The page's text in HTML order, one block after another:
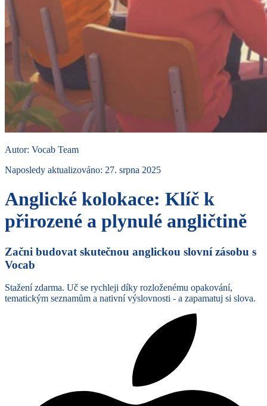
Autor: Vocab Team
Naposledy aktualizováno: 27. srpna 2025
Anglické kolokace: Klíč k
přirozené a plynulé angličtině
Začni budovat skutečnou anglickou slovní zásobu s
Vocab
Stažení zdarma. Uč se rychleji díky rozloženému opakování,
tematickým seznamům a nativní výslovnosti - a zapamatuj si slova.